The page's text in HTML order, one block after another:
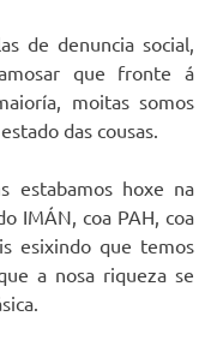
de denuncia social,
que fronte á
moitas somos
das cousas.
estabamos hoxe na
IMÁN, coa PAH, coa
esixindo que temos
a nosa riqueza se